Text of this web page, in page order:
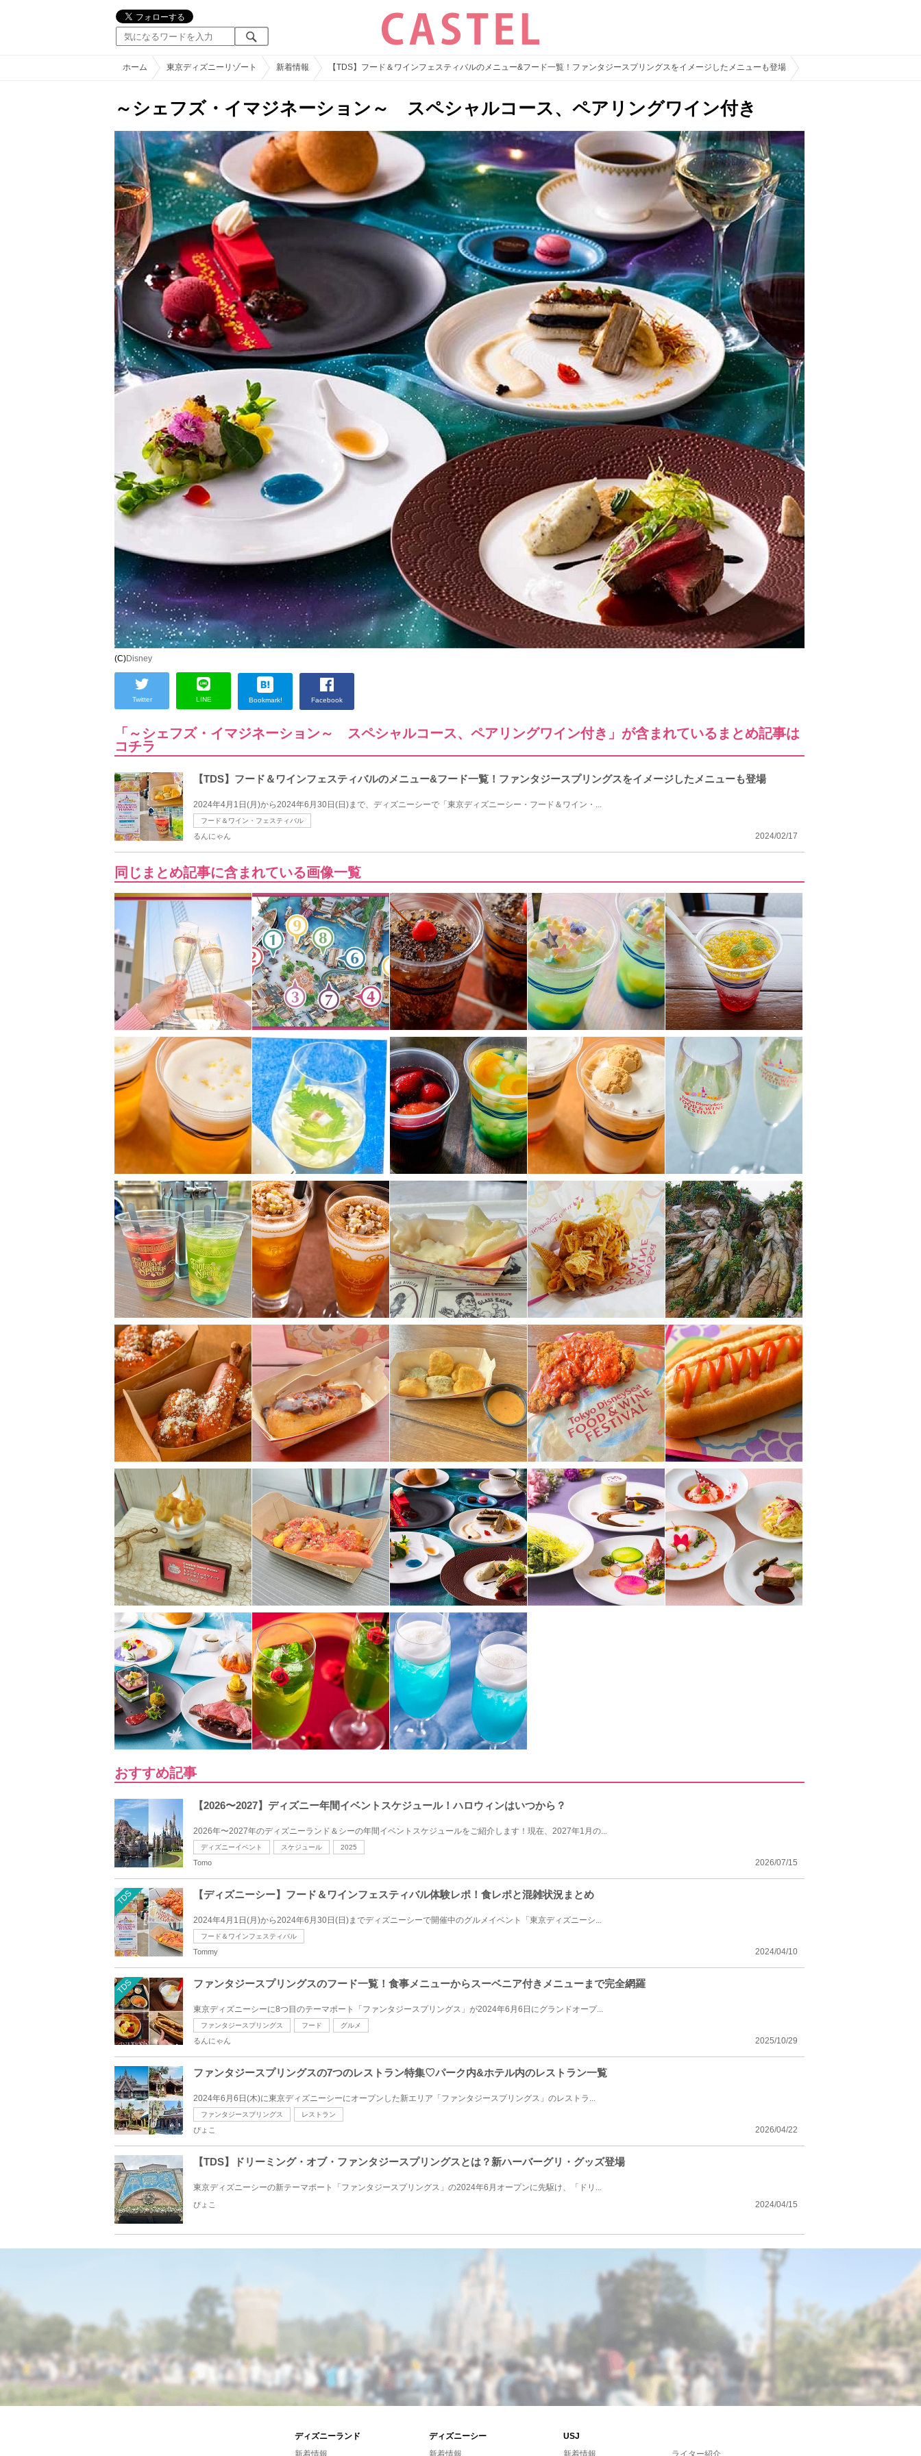
ホーム 東京ディズニーリゾート 新着情報 【TDS】フード＆ワインフェスティバルのメニュー&フード一覧！ファンタジースプリングスをイメージしたメニューも登場
～シェフズ・イマジネーション～ スペシャルコース、ペアリングワイン付き
(C)Disney
Twitter LINE Bookmark! Facebook
「～シェフズ・イマジネーション～ スペシャルコース、ペアリングワイン付き」が含まれているまとめ記事は
コチラ
【TDS】フード＆ワインフェスティバルのメニュー&フード一覧！ファンタジースプリングスをイメージしたメニューも登場
2024年4月1日(月)から2024年6月30日(日)まで、ディズニーシーで「東京ディズニーシー・フード＆ワイン・...
フード＆ワイン・フェスティバル
2024/02/17
るんにゃん
同じまとめ記事に含まれている画像一覧
おすすめ記事
【2026〜2027】ディズニー年間イベントスケジュール！ハロウィンはいつから？
2026年〜2027年のディズニーランド＆シーの年間イベントスケジュールをご紹介します！現在、2027年1月の...
ディズニーイベント スケジュール 2025
2026/07/15
Tomo
TDS 【ディズニーシー】フード＆ワインフェスティバル体験レポ！食レポと混雑状況まとめ
2024年4月1日(月)から2024年6月30日(日)までディズニーシーで開催中のグルメイベント「東京ディズニーシ...
フード＆ワインフェスティバル
2024/04/10
Tommy
TDS ファンタジースプリングスのフード一覧！食事メニューからスーベニア付きメニューまで完全網羅
東京ディズニーシーに8つ目のテーマポート「ファンタジースプリングス」が2024年6月6日にグランドオープ...
ファンタジースプリングス フード グルメ
2025/10/29
るんにゃん
ファンタジースプリングスの7つのレストラン特集♡パーク内&ホテル内のレストラン一覧
2024年6月6日(木)に東京ディズニーシーにオープンした新エリア「ファンタジースプリングス」のレストラ...
ファンタジースプリングス レストラン
2026/04/22
ぴょこ
【TDS】ドリーミング・オブ・ファンタジースプリングスとは？新ハーバーグリ・グッズ登場
東京ディズニーシーの新テーマポート「ファンタジースプリングス」の2024年6月オープンに先駆け、「ドリ...
2024/04/15
ぴょこ
ディズニーランド ディズニーシー
USJ